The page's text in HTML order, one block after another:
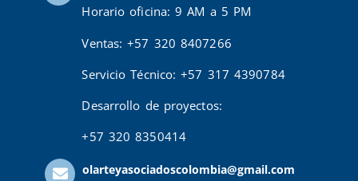
Horario oficina: 9 AM a 5 PM
Ventas: +57 320 8407266
Servicio Técnico: +57 317 4390784
Desarrollo de proyectos:
+57 320 8350414
olarteyasociadoscolombia@gmail.com